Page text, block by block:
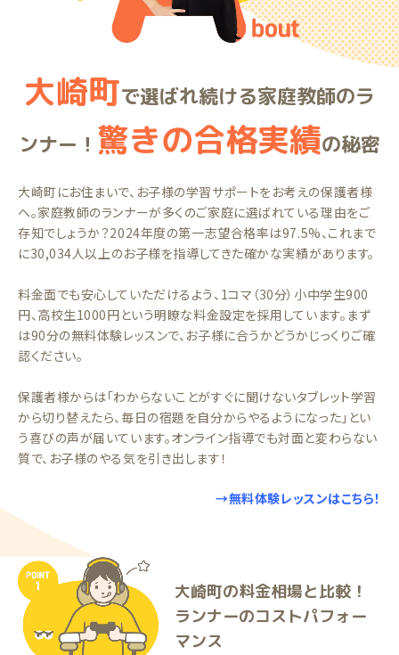
大崎町で選ばれ続ける家庭教師のラ
ンナー！ 驚きの合格実績の秘密
大崎町にお住まいで、お子様の学習サポートをお考えの保護者様
へ。家庭教師のランナーが多くのご家庭に選ばれている理由をご
存知でしょうか？2024年度の第一志望合格率は97.5%、これまで
に30,034人以上のお子様を指導してきた確かな実績があります。
料金面でも安心していただけるよう、1コマ（30分）小中学生900
円、高校生1000円という明瞭な料金設定を採用しています。まず
は90分の無料体験レッスンで、お子様に合うかどうかじっくりご確
認ください。
保護者様からは「わからないことがすぐに聞けないタブレット学習
から切り替えたら、毎日の宿題を自分からやるようになった」とい
う喜びの声が届いています。オンライン指導でも対面と変わらない
質で、お子様のやる気を引き出します！
→無料体験レッスンはこちら！
大崎町の料金相場と比較！
ランナーのコストパフォー
マンス